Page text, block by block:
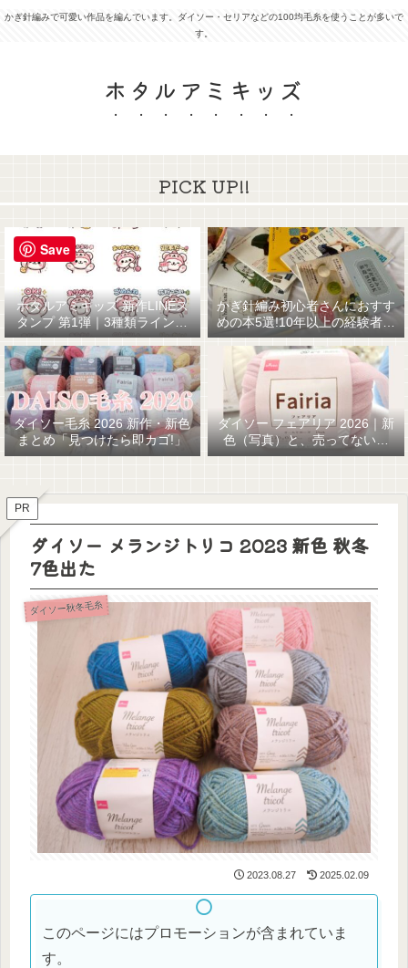
かぎ針編みで可愛い作品を編んでいます。ダイソー・セリアなどの100均毛糸を使うことが多いで
す。
ホタルアミキッズ
PICK UP!!
ホタルアミキッズ 新作LINEス
タンプ 第1弾｜3種類ラインナ
ップ☆
かぎ針編み初心者さんにおすす
めの本5選!10年以上の経験者が
厳選
ダイソー毛糸 2026 新作・新色
まとめ「見つけたら即カゴ!」
ダイソー フェアリア 2026｜新
色（写真）と、売ってない…
GETまでの話
PR
ダイソー メランジトリコ 2023 新色 秋冬
7色出た
ダイソー秋冬毛糸
2023.08.27 2025.02.09
このページにはプロモーションが含まれていま
す。
Save